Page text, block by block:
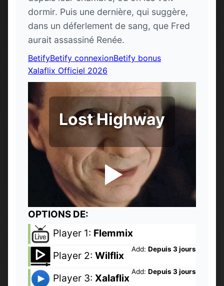
dormir. Puis une dernière, qui suggère,
dans un déferlement de sang, que Fred
aurait assassiné Renée. ­
BetifyBetify connexionBetify bonus
Xalaflix Officiel 2026
Lost Highway
OPTIONS DE:
Player 1: Flemmix
Add: Depuis 3 jours
Player 2: Wilflix
Add: Depuis 3 jours
Player 3: Xalaflix